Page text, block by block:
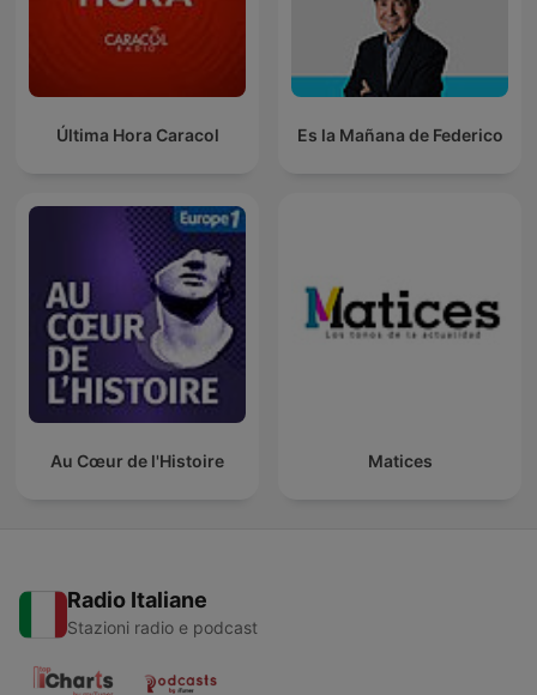
Última Hora Caracol Es la Mañana de Federico
Au Cœur de l'Histoire Matices
Radio Italiane
Stazioni radio e podcast